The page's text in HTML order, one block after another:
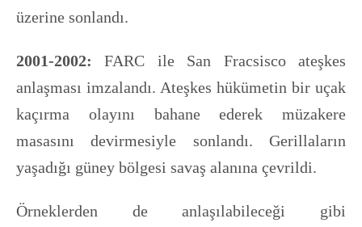
üzerine sonlandı.
2001-2002: FARC ile San Fracsisco ateşkes
anlaşması imzalandı. Ateşkes hükümetin bir uçak
kaçırma olayını bahane ederek müzakere
masasını devirmesiyle sonlandı. Gerillaların
yaşadığı güney bölgesi savaş alanına çevrildi.
Örneklerden de anlaşılabileceği gibi